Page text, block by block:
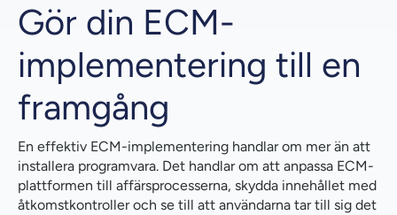
Gör din ECM-
implementering till en
framgång
En effektiv ECM-implementering handlar om mer än att
installera programvara. Det handlar om att anpassa ECM-
plattformen till affärsprocesserna, skydda innehållet med
åtkomstkontroller och se till att användarna tar till sig det